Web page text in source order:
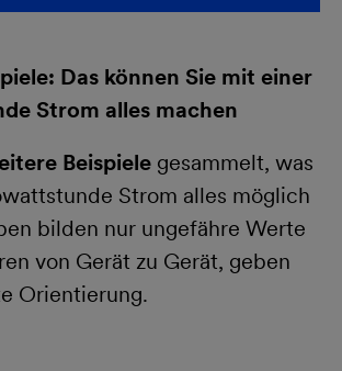
Das können Sie mit einer
Strom alles machen
Beispiele gesammelt, was
Strom alles möglich
bilden nur ungefähre Werte
von Gerät zu Gerät, geben
Orientierung.